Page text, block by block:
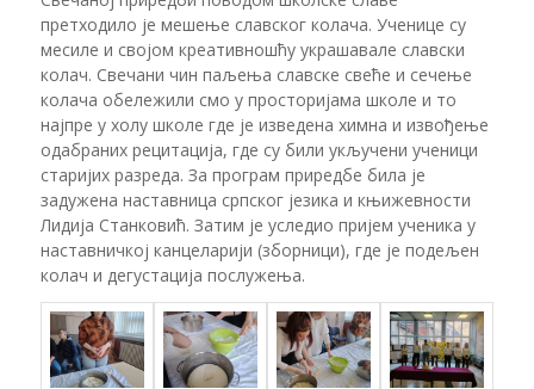
претходило је мешење славског колача. Ученице су
месиле и својом креативношћу украшавале славски
колач. Свечани чин паљења славске свеће и сечење
колача обележили смо у просторијама школе и то
најпре у холу школе где је изведена химна и извођење
одабраних рецитација, где су били укључени ученици
старијих разреда. За програм приредбе била је
задужена наставница српског језика и књижевности
Лидија Станковић. Затим је уследио пријем ученика у
наставничкој канцеларији (зборници), где је подељен
колач и дегустација послужења.